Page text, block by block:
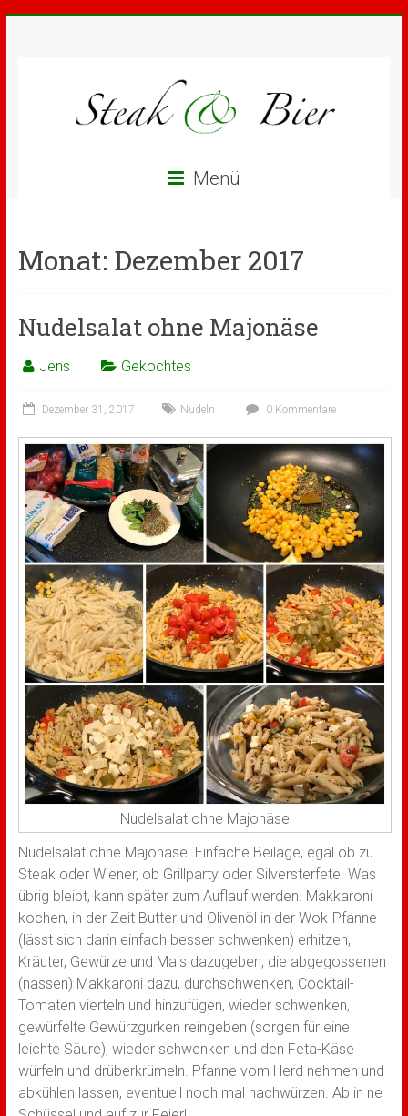
Menü
Monat: Dezember 2017
Nudelsalat ohne Majonäse
Jens Gekochtes
Dezember 31, 2017 Nudeln 0 Kommentare
Nudelsalat ohne Majonäse
Nudelsalat ohne Majonäse. Einfache Beilage, egal ob zu
Steak oder Wiener, ob Grillparty oder Silversterfete. Was
übrig bleibt, kann später zum Auflauf werden. Makkaroni
kochen, in der Zeit Butter und Olivenöl in der Wok-Pfanne
(lässt sich darin einfach besser schwenken) erhitzen,
Kräuter, Gewürze und Mais dazugeben, die abgegossenen
(nassen) Makkaroni dazu, durchschwenken, Cocktail-
Tomaten vierteln und hinzufügen, wieder schwenken,
gewürfelte Gewürzgurken reingeben (sorgen für eine
leichte Säure), wieder schwenken und den Feta-Käse
würfeln und drüberkrümeln. Pfanne vom Herd nehmen und
abkühlen lassen, eventuell noch mal nachwürzen. Ab in ne